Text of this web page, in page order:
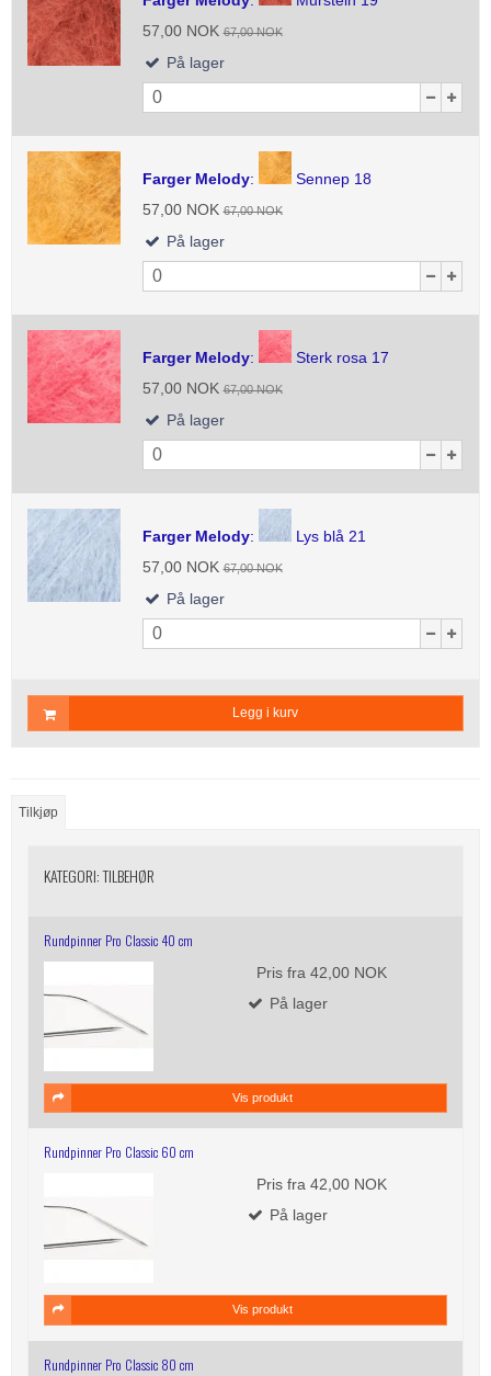
57,00 NOK 67,00 NOK
På lager
Farger Melody:
Sennep 18
57,00 NOK 67,00 NOK
På lager
Farger Melody:
Sterk rosa 17
57,00 NOK 67,00 NOK
På lager
Farger Melody:
Lys blå 21
57,00 NOK 67,00 NOK
På lager
Legg i kurv
Tilkjøp
KATEGORI:TILBEHØR
Rundpinner Pro Classic 40 cm
Pris fra 42,00 NOK
På lager
Vis produkt
Rundpinner Pro Classic 60 cm
Pris fra 42,00 NOK
På lager
Vis produkt
Rundpinner Pro Classic 80 cm